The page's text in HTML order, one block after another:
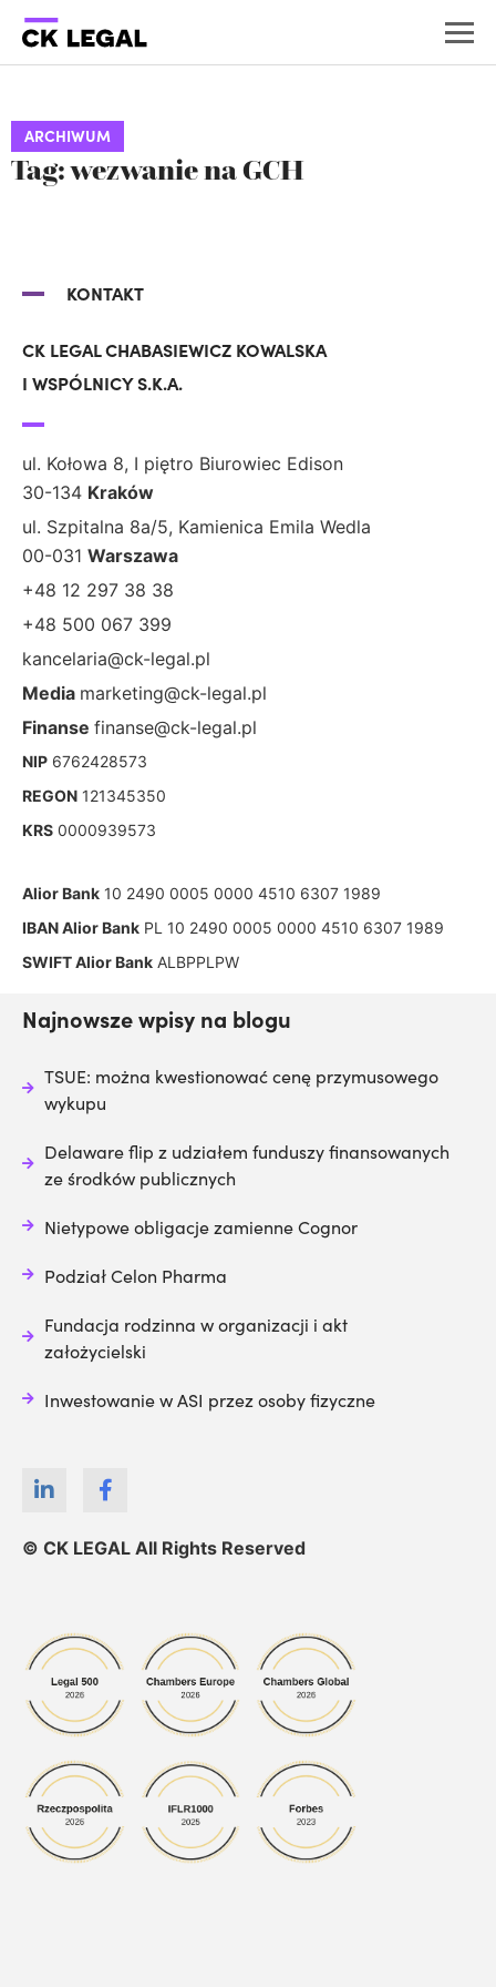
ARCHIWUM
Tag: wezwanie na GCH
KONTAKT
CK LEGAL CHABASIEWICZ KOWALSKA
I WSPÓLNICY S.K.A.
ul. Kołowa 8, I piętro Biurowiec Edison
30-134 Kraków
ul. Szpitalna 8a/5, Kamienica Emila Wedla
00-031 Warszawa
+48 12 297 38 38
+48 500 067 399
kancelaria@ck-legal.pl
Media marketing@ck-legal.pl
Finanse finanse@ck-legal.pl
NIP 6762428573
REGON 121345350
KRS 0000939573
Alior Bank 10 2490 0005 0000 4510 6307 1989
IBAN Alior Bank PL 10 2490 0005 0000 4510 6307 1989
SWIFT Alior Bank ALBPPLPW
© CK LEGAL All Rights Reserved
Najnowsze wpisy na blogu
TSUE: można kwestionować cenę przymusowego
wykupu
Delaware flip z udziałem funduszy finansowanych
ze środków publicznych
Nietypowe obligacje zamienne Cognor
Podział Celon Pharma
Fundacja rodzinna w organizacji i akt
założycielski
Inwestowanie w ASI przez osoby fizyczne